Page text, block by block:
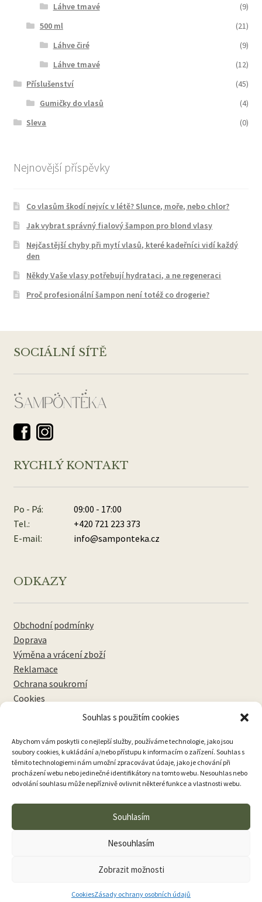
Souhlas s použitím cookies
Abychom vám poskytli co nejlepší služby, používáme technologie, jako jsou
soubory cookies, k ukládání a/nebo přístupu k informacím o zařízení. Souhlas s
těmito technologiemi nám umožní zpracovávat údaje, jako je chování při
procházení webu nebo jedinečné identifikátory na tomto webu. Nesouhlas nebo
odvolání souhlasu může nepříznivě ovlivnit některé funkce a vlastnosti webu.
Souhlasím
Nesouhlasím
Zobrazit možnosti
CookiesZásady ochrany osobních údajů
Láhve tmavé
(9)
500 ml
(21)
Láhve čiré
(9)
Láhve tmavé
(12)
Příslušenství
(45)
Gumičky do vlasů
(4)
Sleva
(0)
Nejnovější příspěvky
Co vlasům škodí nejvíc v létě? Slunce, moře, nebo chlor?
Jak vybrat správný fialový šampon pro blond vlasy
Nejčastější chyby při mytí vlasů, které kadeřníci vidí každý
den
Někdy Vaše vlasy potřebují hydrataci, a ne regeneraci
Proč profesionální šampon není totéž co drogerie?
SOCIÁLNÍ SÍTĚ
RYCHLÝ KONTAKT
Po - Pá:
09:00 - 17:00
Tel.:
+420 721 223 373
E-mail:
info@samponteka.cz
ODKAZY
Obchodní podmínky
Doprava
Výměna a vrácení zboží
Reklamace
Ochrana soukromí
Cookies
NEWSLETTERY
Přihlásit k odběru
samponteka.cz © 2026